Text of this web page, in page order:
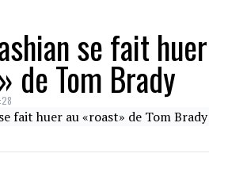
se fait huer
de Tom Brady